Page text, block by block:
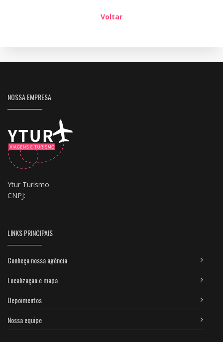
Voltar
NOSSA EMPRESA
Ytur Turismo
CNPJ:
LINKS PRINCIPAIS
Conheça nossa agência
Localização e mapa
Depoimentos
Nossa equipe